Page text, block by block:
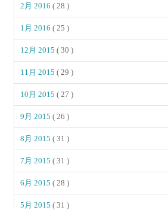
2月 2016( 28 )
1月 2016( 25 )
12月 2015( 30 )
11月 2015( 29 )
10月 2015( 27 )
9月 2015( 26 )
8月 2015( 31 )
7月 2015( 31 )
6月 2015( 28 )
5月 2015( 31 )